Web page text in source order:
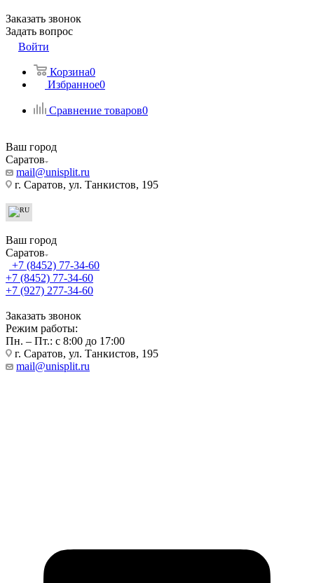
Заказать звонок
Задать вопрос
Войти
Корзина0
Избранное0
Сравнение товаров0
Ваш город
Саратов
mail@unisplit.ru
г. Саратов, ул. Танкистов, 195
Ваш город
Саратов
+7 (8452) 77-34-60
+7 (8452) 77-34-60
+7 (927) 277-34-60
Заказать звонок
Режим работы:
Пн. – Пт.: с 8:00 до 17:00
г. Саратов, ул. Танкистов, 195
mail@unisplit.ru